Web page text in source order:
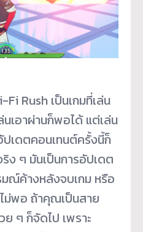
Rush เป็นเกมที่เล่น
เอาผ่านก็พอได้ แต่เล่น
ปเดตคอนเทนต์ครั้งนี้ก็
ง ๆ มันเป็นการอัปเดต
ณ์ค้างหลังจบเกม หรือ
ม่พอ ถ้าคุณเป็นสาย
ๆ ก็จัดไป เพราะ